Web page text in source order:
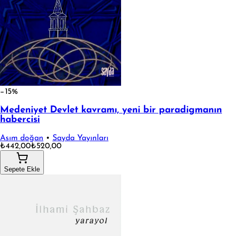
−15%
Medeniyet Devlet kavramı, yeni bir paradigmanın
habercisi
Asım doğan • Sayda Yayınları
₺442,00₺520,00
Sepete Ekle